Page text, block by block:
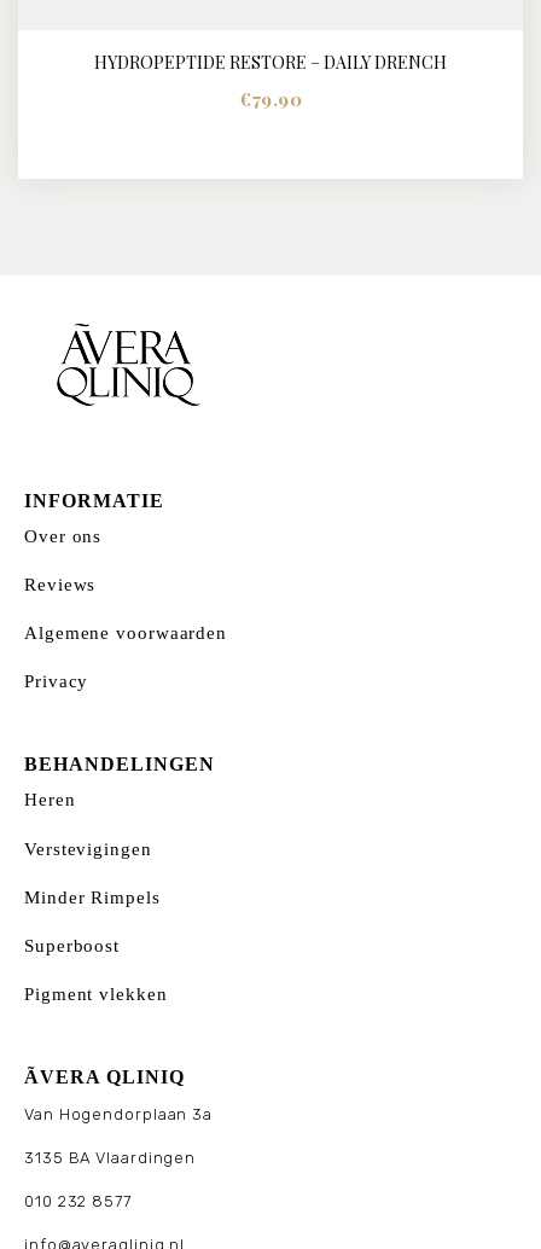
BUY NOW DETAILS
HYDROPEPTIDE RESTORE – DAILY DRENCH
€79.90
INFORMATIE
Over ons
Reviews
Algemene voorwaarden
Privacy
BEHANDELINGEN
Heren
Verstevigingen
Minder Rimpels
Superboost
Pigment vlekken
ÃVERA QLINIQ
Van Hogendorplaan 3a
3135 BA Vlaardingen
010 232 8577
info@averaqliniq.nl